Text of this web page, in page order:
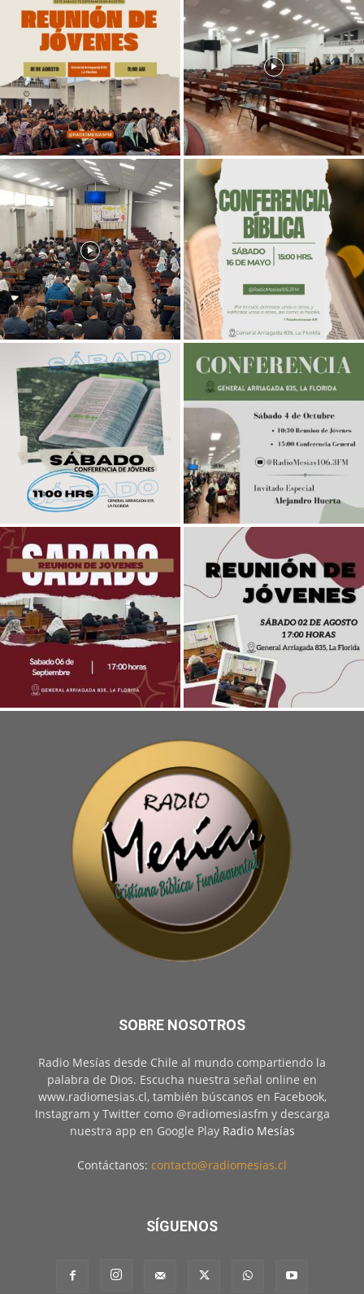
SOBRE NOSOTROS
Radio Mesías desde Chile al mundo compartiendo la
palabra de Dios. Escucha nuestra señal online en
www.radiomesias.cl, también búscanos en Facebook,
Instagram y Twitter como @radiomesiasfm y descarga
nuestra app en Google Play Radio Mesías
Contáctanos: contacto@radiomesias.cl
SÍGUENOS